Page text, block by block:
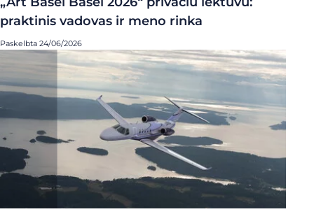
praktinis vadovas ir meno rinka
Paskelbta 24/06/2026